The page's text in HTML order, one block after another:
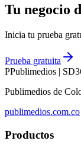
Tu negocio
Inicia tu prueba
Prueba gratuita
PPublimedios |
Publimedios de
publimedios.com.co
Productos